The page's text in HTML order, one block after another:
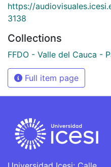
https://
3138
Collections
FFDO - Valle del Cauca -
Full item page